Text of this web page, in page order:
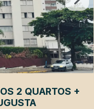
2 QUARTOS +